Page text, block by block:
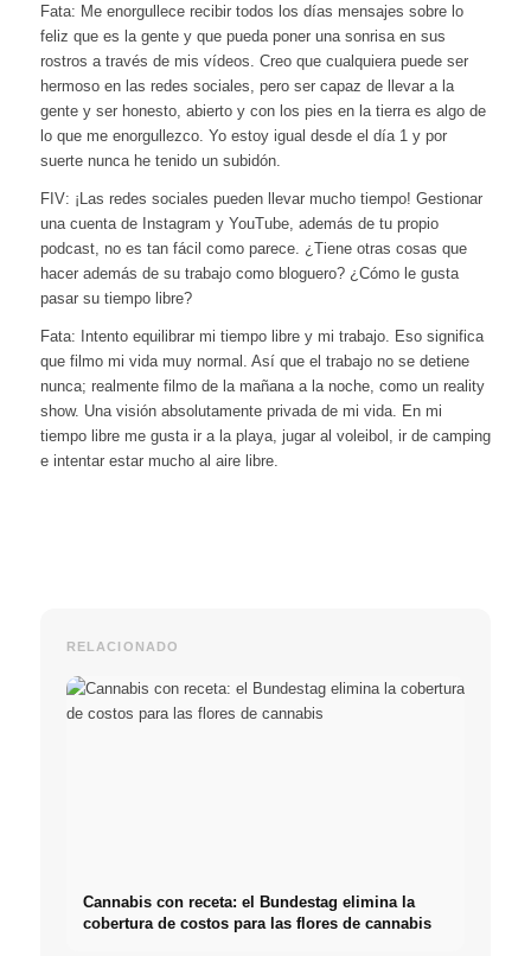
Fata: Me enorgullece recibir todos los días mensajes sobre lo
feliz que es la gente y que pueda poner una sonrisa en sus
rostros a través de mis vídeos. Creo que cualquiera puede ser
hermoso en las redes sociales, pero ser capaz de llevar a la
gente y ser honesto, abierto y con los pies en la tierra es algo de
lo que me enorgullezco. Yo estoy igual desde el día 1 y por
suerte nunca he tenido un subidón.
FIV: ¡Las redes sociales pueden llevar mucho tiempo! Gestionar
una cuenta de Instagram y YouTube, además de tu propio
podcast, no es tan fácil como parece. ¿Tiene otras cosas que
hacer además de su trabajo como bloguero? ¿Cómo le gusta
pasar su tiempo libre?
Fata: Intento equilibrar mi tiempo libre y mi trabajo. Eso significa
que filmo mi vida muy normal. Así que el trabajo no se detiene
nunca; realmente filmo de la mañana a la noche, como un reality
show. Una visión absolutamente privada de mi vida. En mi
tiempo libre me gusta ir a la playa, jugar al voleibol, ir de camping
e intentar estar mucho al aire libre.
RELACIONADO
Cannabis con receta: el Bundestag elimina la
cobertura de costos para las flores de cannabis